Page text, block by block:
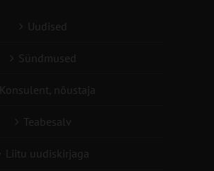
Uudised
Sündmused
Konsulent, nõustaja
Teabesalv
Liitu uudiskirjaga